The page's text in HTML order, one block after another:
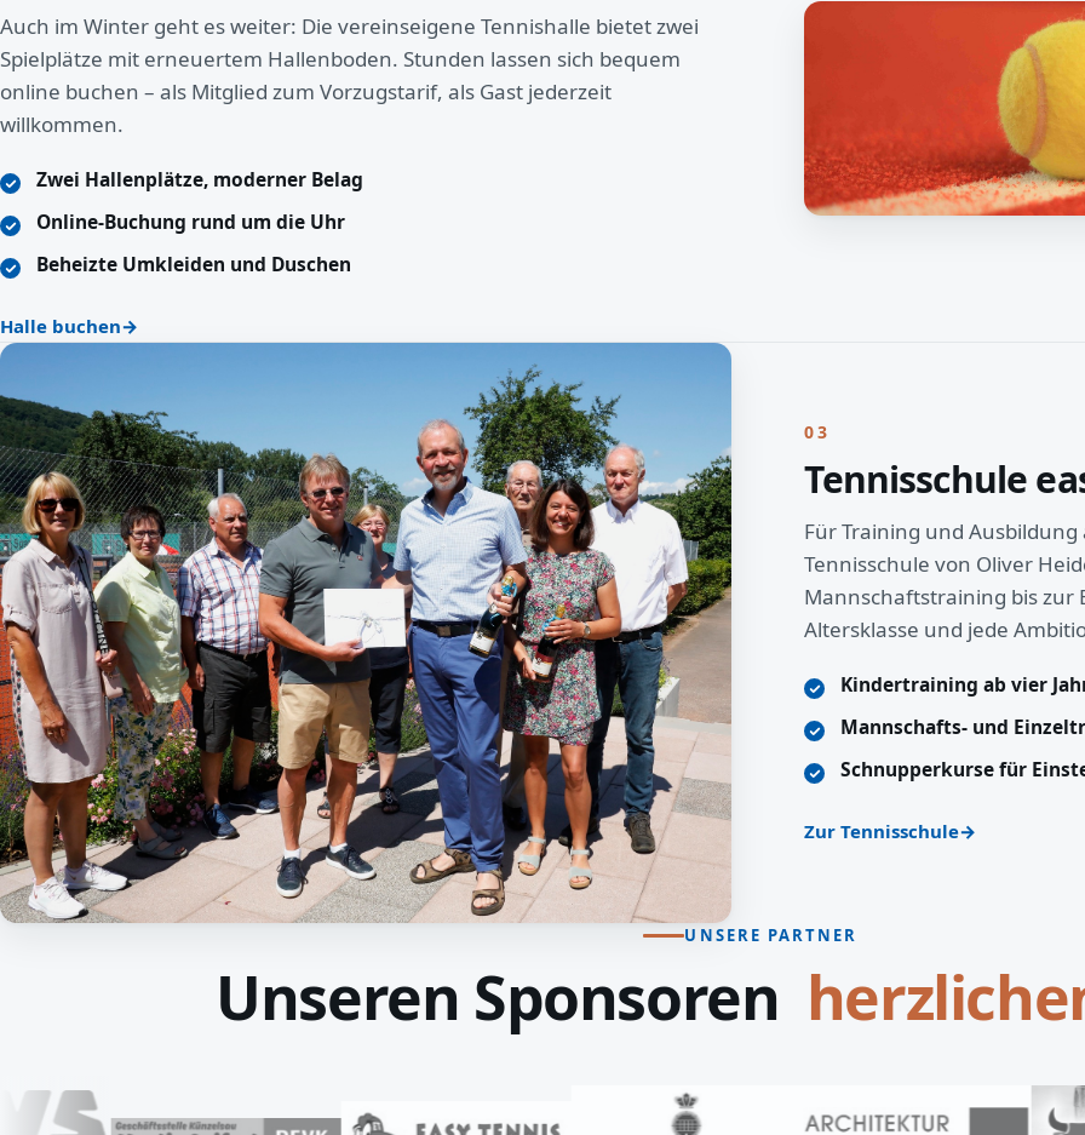
Auch im Winter geht es weiter: Die vereinseigene Tennishalle bietet zwei
Spielplätze mit erneuertem Hallenboden. Stunden lassen sich bequem
online buchen – als Mitglied zum Vorzugstarif, als Gast jederzeit
willkommen.
Zwei Hallenplätze, moderner Belag
Online-Buchung rund um die Uhr
Beheizte Umkleiden und Duschen
Halle buchen
03
Tennisschule
Für Training und
Tennisschule von Oliver
Mannschaftstraining bis zur
Altersklasse und jede
Kindertraining ab vier
Mannschafts- und
Schnupperkurse für
Zur Tennisschule
UNSERE PARTNER
Unseren Sponsoren lieben